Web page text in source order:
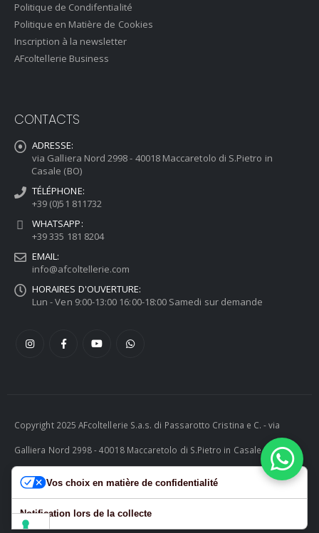
Politique de Condifentialité
Politique en Matière de Cookies
Inscription à la newsletter
AFcoltellerie Business
CONTACTS
ADRESSE:
via Galliera Nord 2998 - 40018 Maccaretolo di S.Pietro in
Casale (BO)
TÉLÉPHONE:
+39 (0)51 811732
WHATSAPP:
+39 335 181 8204
EMAIL:
info@afcoltellerie.com
HORAIRES D'OUVERTURE:
Lun - Ven 9:00-13:00 16:00-18:00 Samedi sur demande
Copyright 2025 AFcoltellerie S.a.s. di Passarotto Cristina e C. - via
Galliera Nord 2998 - 40018 Maccaretolo di S.Pietro in Casale (BO) -
ITALY P.I. 04230081202 | tel. +39 051 811732 | e-mail:
info@afcoltellerie.com -- Powered by Cosmobile Srl
Vos choix en matière de confidentialité
Notification lors de la collecte